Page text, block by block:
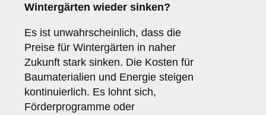
Wintergärten wieder sinken?
Es ist unwahrscheinlich, dass die
Preise für Wintergärten in naher
Zukunft stark sinken. Die Kosten für
Baumaterialien und Energie steigen
kontinuierlich. Es lohnt sich,
Förderprogramme oder